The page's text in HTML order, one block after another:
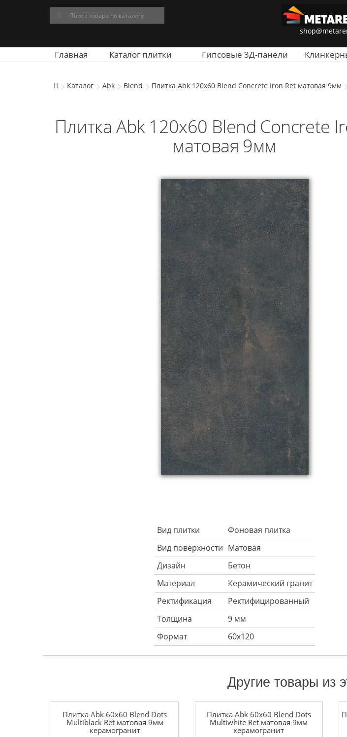
Главная Каталог плитки Гипсовые 3Д-панели
Каталог Abk Blend Плитка Abk 120x60 Blend Concrete Iron Ret матовая 9мм
Плитка Abk 120x60 Blend Concrete
матовая 9мм
Вид плитки
Фоновая плитка
Вид поверхности Матовая
Дизайн
Бетон
Материал
Керамический гранит
Ректификация
Ректифицированный
Толщина
9 мм
Формат
60х120
Другие товары из
Плитка Abk 60x60 Blend Dots
Multiblack Ret матовая 9мм
керамогранит
Плитка Abk 60x60 Blend Dots
Multiwhite Ret матовая 9мм
керамогранит